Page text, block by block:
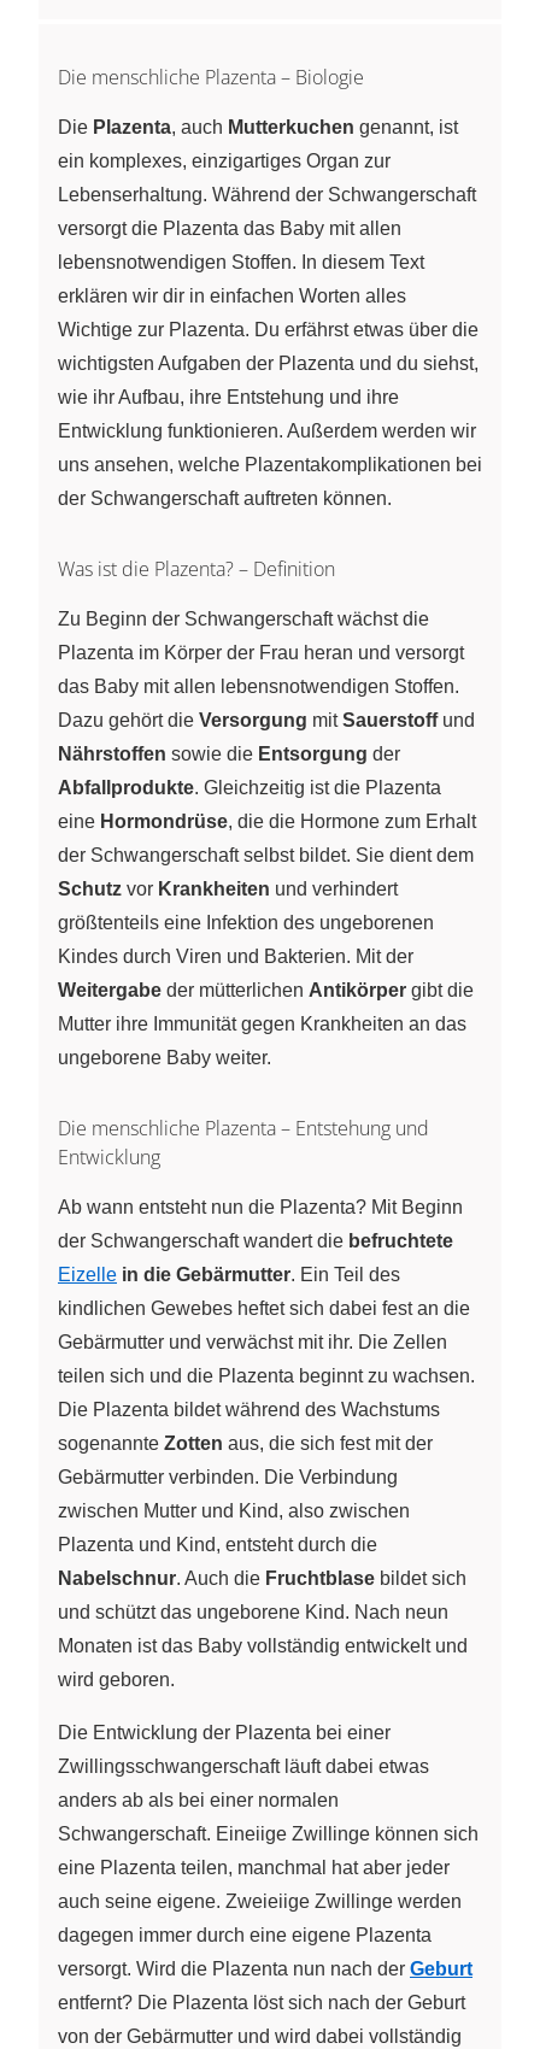
Die menschliche Plazenta – Biologie
Die Plazenta, auch Mutterkuchen genannt, ist
ein komplexes, einzigartiges Organ zur
Lebenserhaltung. Während der Schwangerschaft
versorgt die Plazenta das Baby mit allen
lebensnotwendigen Stoffen. In diesem Text
erklären wir dir in einfachen Worten alles
Wichtige zur Plazenta. Du erfährst etwas über die
wichtigsten Aufgaben der Plazenta und du siehst,
wie ihr Aufbau, ihre Entstehung und ihre
Entwicklung funktionieren. Außerdem werden wir
uns ansehen, welche Plazentakomplikationen bei
der Schwangerschaft auftreten können.
Was ist die Plazenta? – Definition
Zu Beginn der Schwangerschaft wächst die
Plazenta im Körper der Frau heran und versorgt
das Baby mit allen lebensnotwendigen Stoffen.
Dazu gehört die Versorgung mitSauerstoffund
Nährstoffen sowie die Entsorgung der
Abfallprodukte. Gleichzeitig ist die Plazenta
eine Hormondrüse, die die Hormone zum Erhalt
der Schwangerschaft selbst bildet. Sie dient dem
Schutz vor Krankheiten und verhindert
größtenteils eine Infektion des ungeborenen
Kindes durch Viren und Bakterien. Mit der
Weitergabe der mütterlichen Antikörper gibt die
Mutter ihre Immunität gegen Krankheiten an das
ungeborene Baby weiter.
Die menschliche Plazenta – Entstehung und
Entwicklung
Ab wann entsteht nun die Plazenta? Mit Beginn
der Schwangerschaft wandert die befruchtete
Eizelle in die Gebärmutter. Ein Teil des
kindlichen Gewebes heftet sich dabei fest an die
Gebärmutter und verwächst mit ihr. Die Zellen
teilen sich und die Plazenta beginnt zu wachsen.
Die Plazenta bildet während des Wachstums
sogenannte Zotten aus, die sich fest mit der
Gebärmutter verbinden. Die Verbindung
zwischen Mutter und Kind, also zwischen
Plazenta und Kind, entsteht durch die
Nabelschnur. Auch die Fruchtblase bildet sich
und schützt das ungeborene Kind. Nach neun
Monaten ist das Baby vollständig entwickelt und
wird geboren.
Die Entwicklung der Plazenta bei einer
Zwillingsschwangerschaft läuft dabei etwas
anders ab als bei einer normalen
Schwangerschaft. Eineiige Zwillinge können sich
eine Plazenta teilen, manchmal hat aber jeder
auch seine eigene. Zweieiige Zwillinge werden
dagegen immer durch eine eigene Plazenta
versorgt. Wird die Plazenta nun nach der Geburt
entfernt? Die Plazenta löst sich nach der Geburt
von der Gebärmutter und wird dabei vollständig